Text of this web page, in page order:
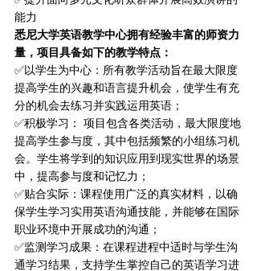
能力
悉尼大学英语教学中心拥有经验丰富的师资力
量，项目具备如下的教学特点：
✅以学生为中心：所有教学活动旨在最大限度
提高学生的兴趣和语言提升机会，使学生有充
分的机会去练习并实践运用英语；
✅积极学习： 项目包含各类活动，最大限度地
提高学生参与度，其中包括频繁的小组练习机
会。学生将学到的知识应用到现实世界的场景
中，提高参与度和记忆力；
✅贴合实际：课程使用广泛的真实材料，以确
保学生学习实用英语沟通技能，并能够在国际
职业环境中开展成功的沟通；
✅监测学习成果：在课程进程中适时与学生沟
通学习结果，支持学生掌控自己的英语学习进